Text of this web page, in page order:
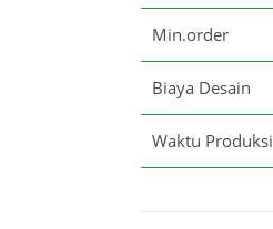
Min.order
Biaya Desain
Waktu Produksi